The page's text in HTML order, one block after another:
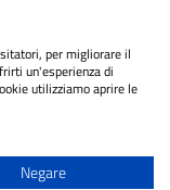
per migliorare il
un'esperienza di
utilizziamo aprire le
Negare